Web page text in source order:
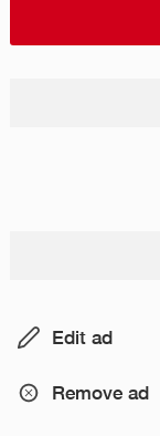
Edit ad
Remove ad